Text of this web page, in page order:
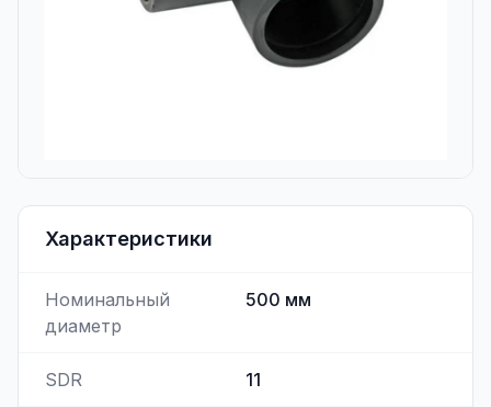
Характеристики
Номинальный
диаметр
500 мм
SDR 11